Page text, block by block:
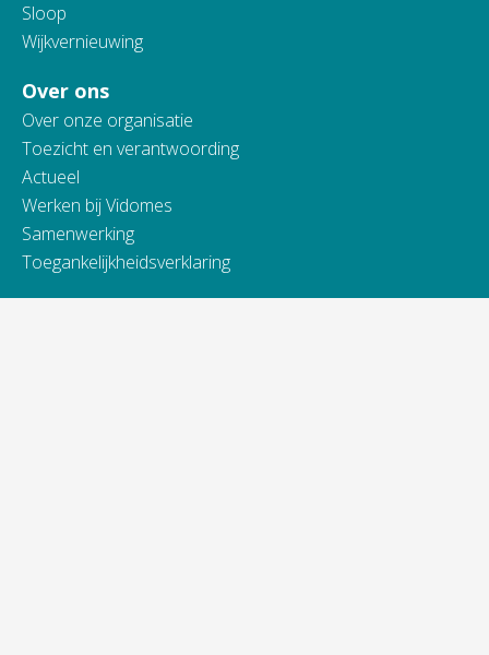
Sloop
Wijkvernieuwing
Over ons
Over onze organisatie
Toezicht en verantwoording
Actueel
Werken bij Vidomes
Samenwerking
Toegankelijkheidsverklaring